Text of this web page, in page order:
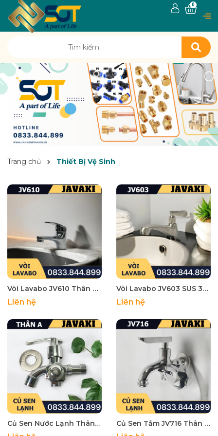
0
Trang chủ Thiết Bị Vệ Sinh
Vòi Lavabo JV610 Thân Lớn Đồng Mạ Crom Javaki | Đẳng Cấp Và Bền Bỉ Cho Không Gian Phòng Tắm
Liên hệ
Vòi Lavabo JV603 SUS 304 Javaki | Sự Lựa Chọn Hoàn Hảo Cho Chậu Rửa Mặt Hiện Đại
Liên hệ
Củ Sen Nước Lạnh Thân Hợp Kim Javaki | Giải Pháp Tiết Kiệm Cho Phòng Tắm Củ Sen Tắm JV716 Thân Lớn Đồng Thau Mạ Crom Javaki Dùng Nước Lạnh | Đẳng Cấp Và Sang Trọng